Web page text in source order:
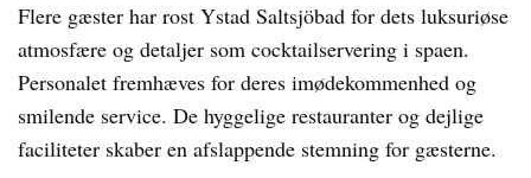
Flere gæster har rost Ystad Saltsjöbad for dets luksuriøse
atmosfære og detaljer som cocktailservering i spaen.
Personalet fremhæves for deres imødekommenhed og
smilende service. De hyggelige restauranter og dejlige
faciliteter skaber en afslappende stemning for gæsterne.